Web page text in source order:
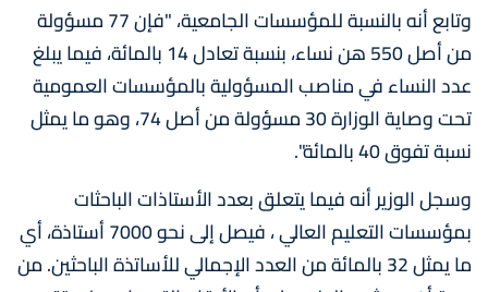
وتابع أنه بالنسبة للمؤسسات الجامعية، "فإن 77 مسؤولة
من أصل 550 هن نساء، بنسبة تعادل 14 بالمائة، فيما يبلغ
عدد النساء في مناصب المسؤولية بالمؤسسات العمومية
تحت وصاية الوزارة 30 مسؤولة من أصل 74، وهو ما يمثل
نسبة تفوق 40 بالمائة".
وسجل الوزير أنه فيما يتعلق بعدد الأستاذات الباحثات
بمؤسسات التعليم العالي ، فيصل إلى نحو 7000 أستاذة، أي
ما يمثل 32 بالمائة من العدد الإجمالي للأساتذة الباحثين. من